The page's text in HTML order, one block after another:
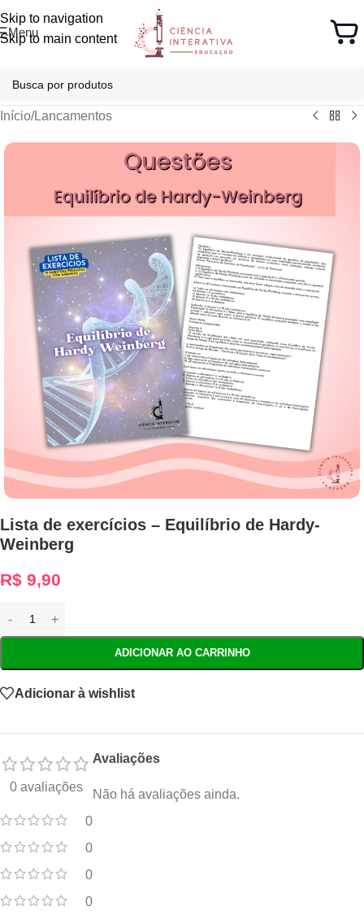
Skip to navigation
Skip to main content
Menu
Início/Lancamentos
Lista de exercícios – Equilíbrio de Hardy-
Weinberg
R$ 9,90
ADICIONAR AO CARRINHO
Adicionar à wishlist
0 avaliações
0
0
0
0
Avaliações
Não há avaliações ainda.